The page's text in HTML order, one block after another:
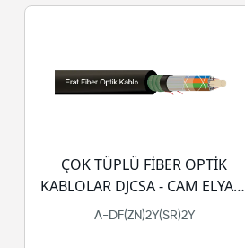
ÇOK TÜPLÜ FİBER OPTİK
KABLOLAR DJCSA - CAM ELYAF -
JELLI - PE
A-DF(ZN)2Y(SR)2Y